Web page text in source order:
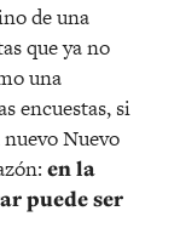
de una
que ya no
una
encuestas, si
Nuevo
n: en la
puede ser